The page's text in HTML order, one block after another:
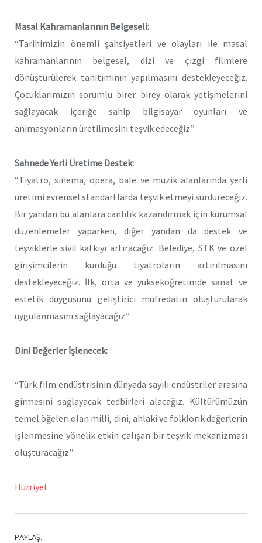
Masal Kahramanlarının Belgeseli:
“Tarihimizin önemli şahsiyetleri ve olayları ile masal
kahramanlarının belgesel, dizi ve çizgi filmlere
dönüştürülerek tanıtımının yapılmasını destekleyeceğiz.
Çocuklarımızın sorumlu birer birey olarak yetişmelerini
sağlayacak içeriğe sahip bilgisayar oyunları ve
animasyonların üretilmesini teşvik edeceğiz.”
Sahnede Yerli Üretime Destek:
“Tiyatro, sinema, opera, bale ve müzik alanlarında yerli
üretimi evrensel standartlarda teşvik etmeyi sürdüreceğiz.
Bir yandan bu alanlara canlılık kazandırmak için kurumsal
düzenlemeler yaparken, diğer yandan da destek ve
teşviklerle sivil katkıyı artıracağız. Belediye, STK ve özel
girişimcilerin kurduğu tiyatroların artırılmasını
destekleyeceğiz. İlk, orta ve yükseköğretimde sanat ve
estetik duygusunu geliştirici müfredatın oluşturularak
uygulanmasını sağlayacağız.”
Dini Değerler İşlenecek:
“Türk film endüstrisinin dünyada sayılı endüstriler arasına
girmesini sağlayacak tedbirleri alacağız. Kültürümüzün
temel öğeleri olan milli, dini, ahlaki ve folklorik değerlerin
işlenmesine yönelik etkin çalışan bir teşvik mekanizması
oluşturacağız.”
Hürriyet
PAYLAŞ.